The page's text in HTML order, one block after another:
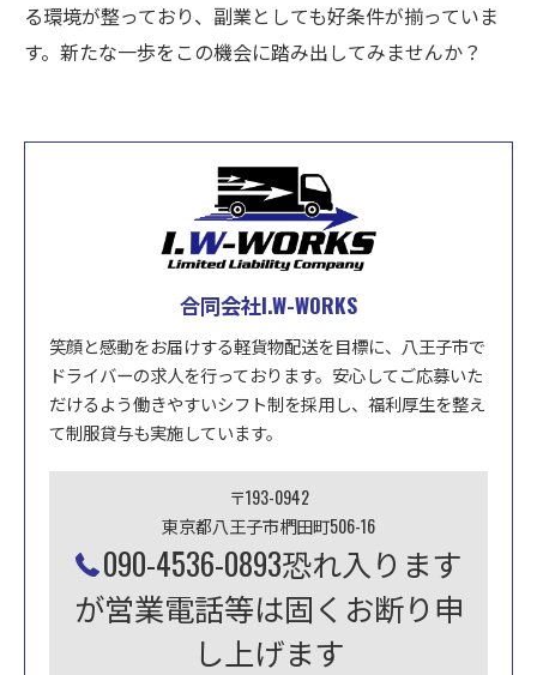
る環境が整っており、副業としても好条件が揃っていま
す。新たな一歩をこの機会に踏み出してみませんか？
合同会社I.W-WORKS
笑顔と感動をお届けする軽貨物配送を目標に、八王子市で
ドライバーの求人を行っております。安心してご応募いた
だけるよう働きやすいシフト制を採用し、福利厚生を整え
て制服貸与も実施しています。
〒193-0942
東京都八王子市椚田町506-16
090-4536-0893恐れ入ります
が営業電話等は固くお断り申
し上げます